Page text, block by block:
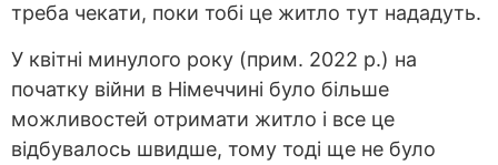
треба чекати, поки тобі це житло тут нададуть.
У квітні минулого року (прим. 2022 р.) на
початку війни в Німеччині було більше
можливостей отримати житло і все це
відбувалось швидше, тому тоді ще не було